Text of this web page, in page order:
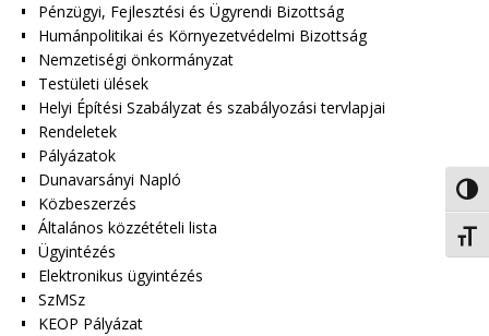
Pénzügyi, Fejlesztési és Ügyrendi Bizottság
Humánpolitikai és Környezetvédelmi Bizottság
Nemzetiségi önkormányzat
Testületi ülések
Helyi Építési Szabályzat és szabályozási tervlapjai
Rendeletek
Pályázatok
Dunavarsányi Napló
Közbeszerzés
Általános közzétételi lista
Ügyintézés
Elektronikus ügyintézés
SzMSz
KEOP Pályázat